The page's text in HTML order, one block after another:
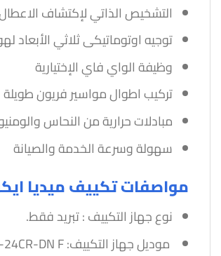
التشخيص الذاتي لإكتشاف
توجيه اوتوماتيكى ثلاثي الأبعاد
وظيفة الواي فاي الإختيارية
تركيب اطوال مواسير فريون طويلة
مبادلات حرارية من النحاس
سهولة وسرعة الخدمة والصيانة
مواصفات تكييف ميديا ايكو
نوع جهاز التكييف : تبريد فقط.
موديل جهاز التكييف: MSC1T-24CR-DN F.